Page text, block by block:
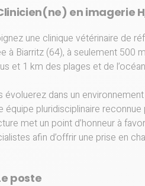
en imagerie
une clinique vétérinaire de
à Biarritz (64), à seulement 500
et 1 km des plages et de
évoluerez dans un
équipe pluridisciplinaire
met un point d’honneur à
afin d’offrir une prise en
poste